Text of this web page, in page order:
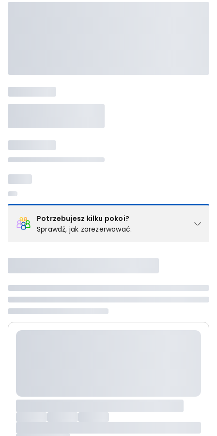
Potrzebujesz kilku pokoi?
Sprawdź, jak zarezerwować.
pokoju (lub apartamencie, willi itd.). Wybierz jedną z ofert z listy
i zarezerwuj ją. Zrób oddzielne rezerwacje dla każdego
kolejnego pokoju lubskontaktuj się z nami,by złożyć
zamówienie u naszego doradcy.
Maksymalna liczba uczestników
maksymalny limit dla 1 pokoju.